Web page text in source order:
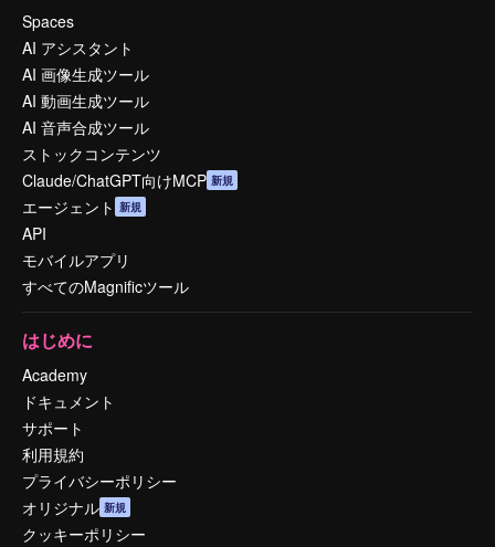
Spaces
AI アシスタント
AI 画像生成ツール
AI 動画生成ツール
AI 音声合成ツール
ストックコンテンツ
Claude/ChatGPT向けMCP 新規
エージェント 新規
API
モバイルアプリ
すべてのMagnificツール
はじめに
Academy
ドキュメント
サポート
利用規約
プライバシーポリシー
オリジナル 新規
クッキーポリシー